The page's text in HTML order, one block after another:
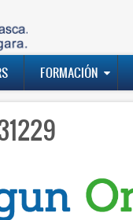
FORMACIÓN